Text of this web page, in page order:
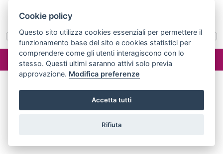
«Articolo 1705
©2024 misterlex.it -redazione@misterlex.it -Privacy
02029690472
Cookie policy
Questo sito utilizza cookies essenziali per permettere il
funzionamento base del sito e cookies statistici per
comprendere come gli utenti interagiscono con lo
stesso. Questi ultimi saranno attivi solo previa
approvazione. Modifica preferenze
Accetta tutti
Rifiuta